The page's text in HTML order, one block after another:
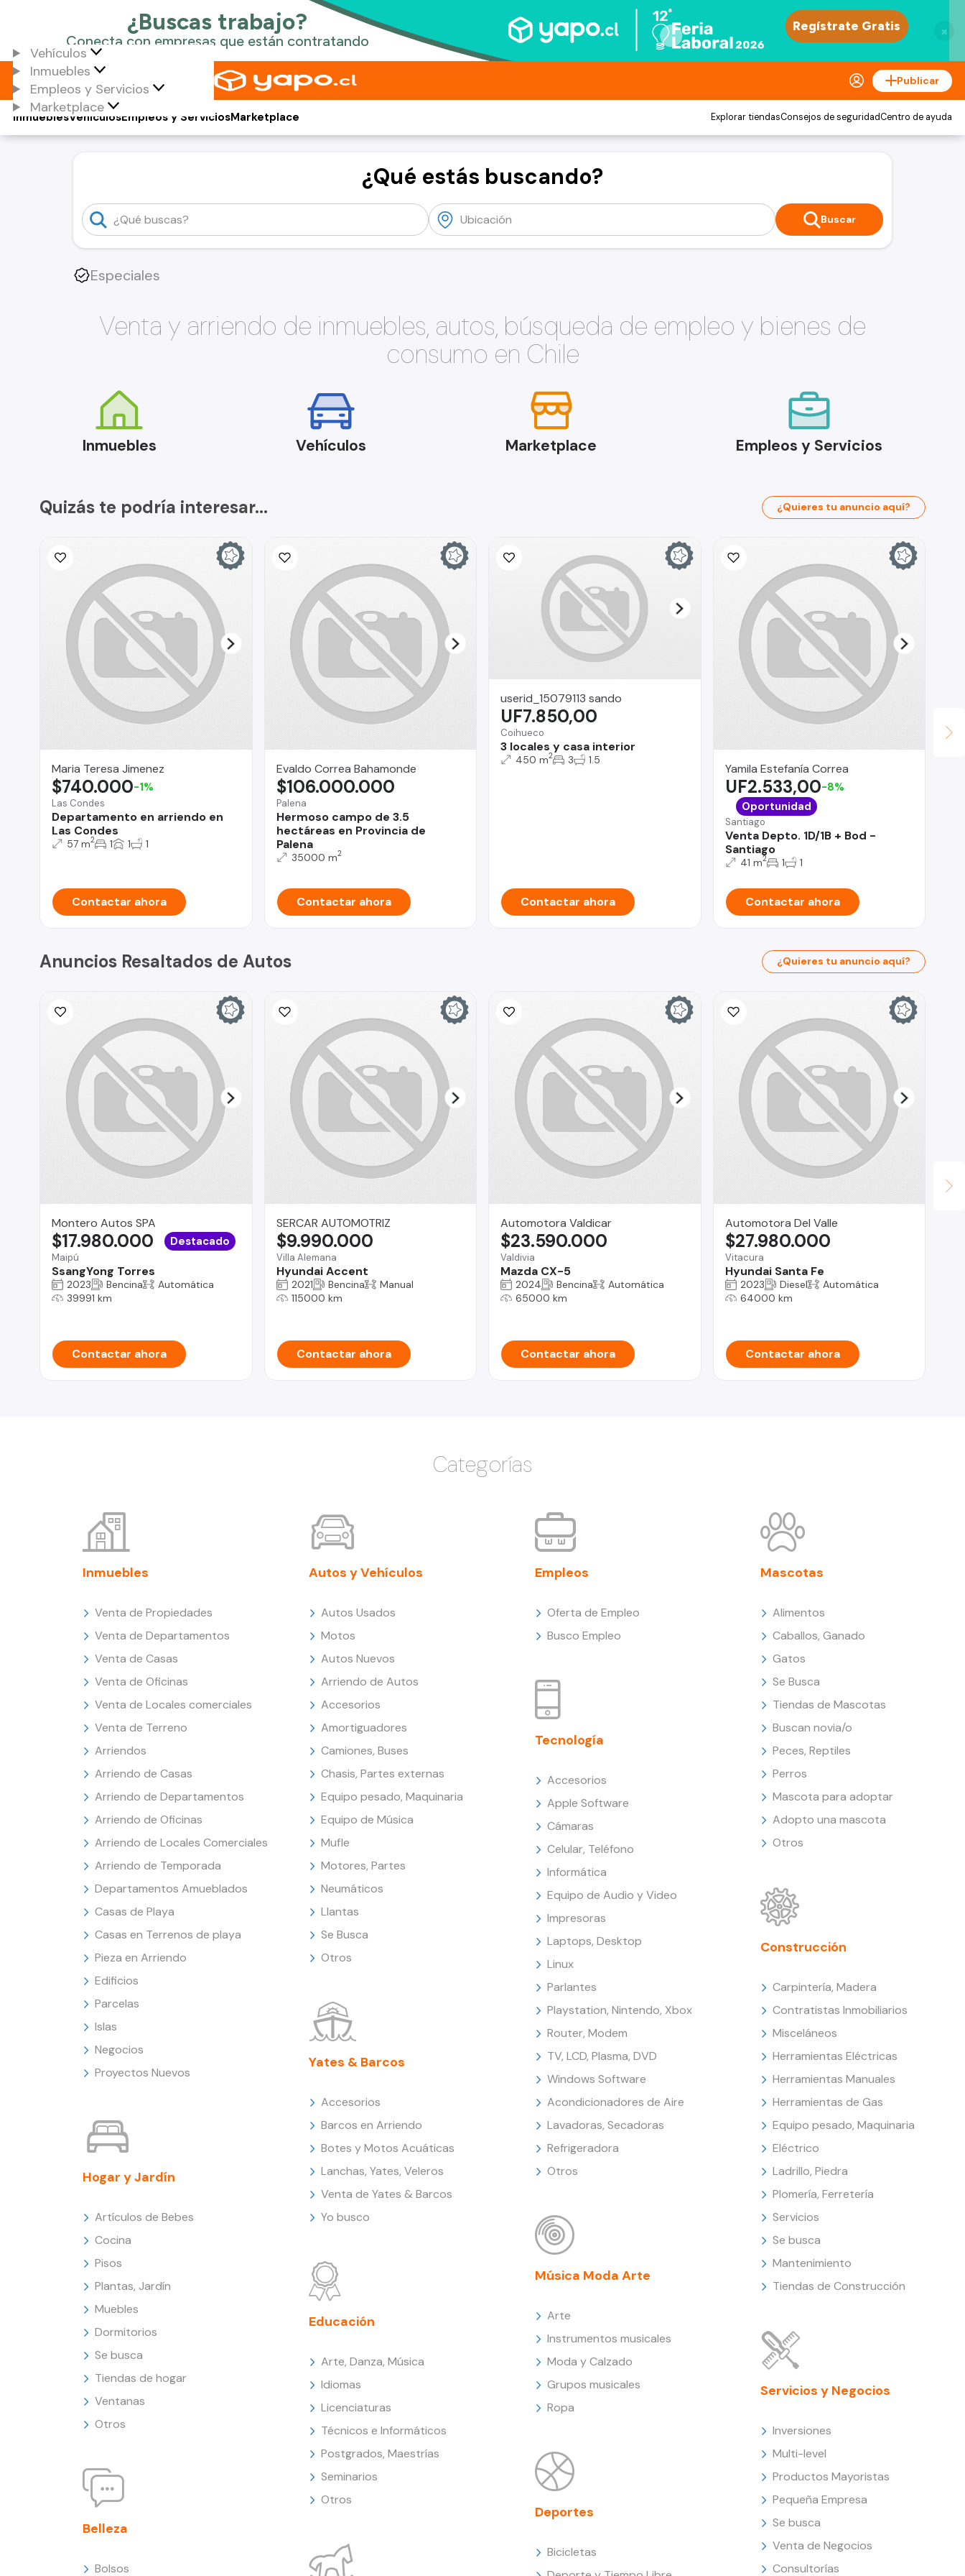
×
Vehículos
Inmuebles
Empleos y Servicios
Marketplace
Publicar
Vehículos
Inmuebles Empleos y ServiciosMarketplace Explorar tiendasConsejos de seguridadCentro de ayuda
¿Qué estás buscando?
Buscar
Especiales
Venta y arriendo de inmuebles, autos, búsqueda de empleo y bienes de
consumo en Chile
Inmuebles Vehículos Marketplace Empleos y Servicios
Quizás te podría interesar... ¿Quieres tu anuncio aquí?
Maria Teresa Jimenez
Las Condes
Departamento en arriendo en
Las Condes
$740.000-1%
57 m2 1 1 1
Contactar ahora
Evaldo Correa Bahamonde
Palena
Hermoso campo de 3.5
hectáreas en Provincia de
Palena
$106.000.000
35000 m2
Contactar ahora
userid_15079113 sando
Coihueco
3 locales y casa interior
UF7.850,00
450 m2 3 1.5
Contactar ahora
Yamila Estefanía Correa
Santiago
Venta Depto. 1D/1B + Bod -
Santiago
UF2.533,00-8%
Oportunidad
41 m2 1 1
Contactar ahora
Anuncios Resaltados de Autos ¿Quieres tu anuncio aquí?
Montero Autos SPA
Maipú
SsangYong Torres
$17.980.000 Destacado
2023 Bencina
Automática
39991 km
Contactar ahora
SERCAR AUTOMOTRIZ
Villa Alemana
Hyundai Accent
$9.990.000
2021 Bencina
Manual
115000 km
Contactar ahora
Automotora Valdicar
Valdivia
Mazda CX-5
$23.590.000
2024 Bencina
Automática
65000 km
Contactar ahora
Automotora Del Valle
Vitacura
Hyundai Santa Fe
$27.980.000
2023 Diesel
Automática
64000 km
Contactar ahora
Categorías
Inmuebles
Venta de Propiedades
Venta de Departamentos
Venta de Casas
Venta de Oficinas
Venta de Locales comerciales
Venta de Terreno
Arriendos
Arriendo de Casas
Arriendo de Departamentos
Arriendo de Oficinas
Arriendo de Locales Comerciales
Arriendo de Temporada
Departamentos Amueblados
Casas de Playa
Casas en Terrenos de playa
Pieza en Arriendo
Edificios
Parcelas
Islas
Negocios
Proyectos Nuevos
Hogar y Jardín
Artículos de Bebes
Cocina
Pisos
Plantas, Jardín
Muebles
Dormitorios
Se busca
Tiendas de hogar
Ventanas
Otros
Belleza
Bolsos
Autos y Vehículos
Autos Usados
Motos
Autos Nuevos
Arriendo de Autos
Accesorios
Amortiguadores
Camiones, Buses
Chasis, Partes externas
Equipo pesado, Maquinaria
Equipo de Música
Mufle
Motores, Partes
Neumáticos
Llantas
Se Busca
Otros
Yates & Barcos
Accesorios
Barcos en Arriendo
Botes y Motos Acuáticas
Lanchas, Yates, Veleros
Venta de Yates & Barcos
Yo busco
Educación
Arte, Danza, Música
Idiomas
Licenciaturas
Técnicos e Informáticos
Postgrados, Maestrías
Seminarios
Otros
Empleos
Oferta de Empleo
Busco Empleo
Tecnología
Accesorios
Apple Software
Cámaras
Celular, Teléfono
Informática
Equipo de Audio y Video
Impresoras
Laptops, Desktop
Linux
Parlantes
Playstation, Nintendo, Xbox
Router, Modem
TV, LCD, Plasma, DVD
Windows Software
Acondicionadores de Aire
Lavadoras, Secadoras
Refrigeradora
Otros
Música Moda Arte
Arte
Instrumentos musicales
Moda y Calzado
Grupos musicales
Ropa
Deportes
Bicicletas
Mascotas
Alimentos
Caballos, Ganado
Gatos
Se Busca
Tiendas de Mascotas
Buscan novia/o
Peces, Reptiles
Perros
Mascota para adoptar
Adopto una mascota
Otros
Construcción
Carpintería, Madera
Contratistas Inmobiliarios
Misceláneos
Herramientas Eléctricas
Herramientas Manuales
Herramientas de Gas
Equipo pesado, Maquinaria
Eléctrico
Ladrillo, Piedra
Plomería, Ferretería
Servicios
Se busca
Mantenimiento
Tiendas de Construcción
Servicios y Negocios
Inversiones
Multi-level
Productos Mayoristas
Pequeña Empresa
Se busca
Venta de Negocios
Consultorías